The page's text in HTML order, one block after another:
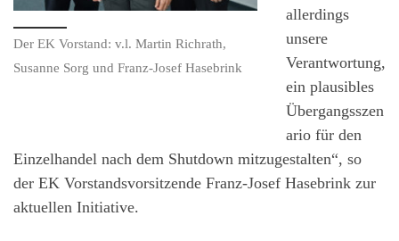
Der EK Vorstand: v.l. Martin Richrath,
Susanne Sorg und Franz-Josef Hasebrink
allerdings
unsere
Verantwortung,
ein plausibles
Übergangsszen
ario für den
Einzelhandel nach dem Shutdown mitzugestalten“, so
der EK Vorstandsvorsitzende Franz-Josef Hasebrink zur
aktuellen Initiative.